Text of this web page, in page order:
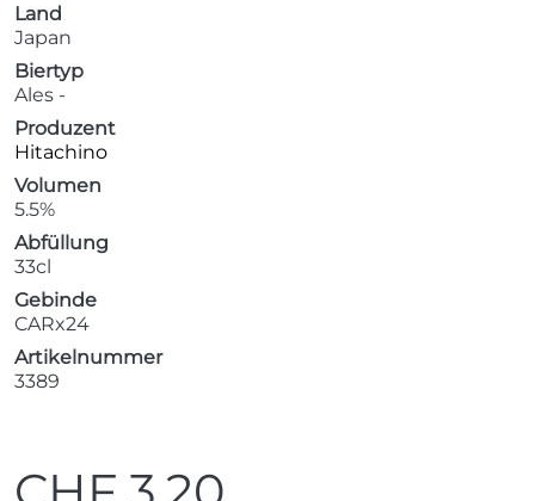
Land
Japan
Biertyp
Ales -
Produzent
Hitachino
Volumen
5.5%
Abfüllung
33cl
Gebinde
CARx24
Artikelnummer
3389